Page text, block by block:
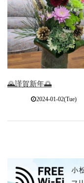
🌄謹賀新年🌅
2024-01-02(Tue)